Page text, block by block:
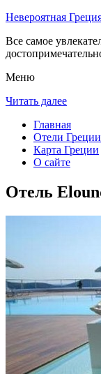
Невероятная
Все самое
Меню
Читать далее
Главная
Отели Греции
Карта Греции
О сайте
Отель